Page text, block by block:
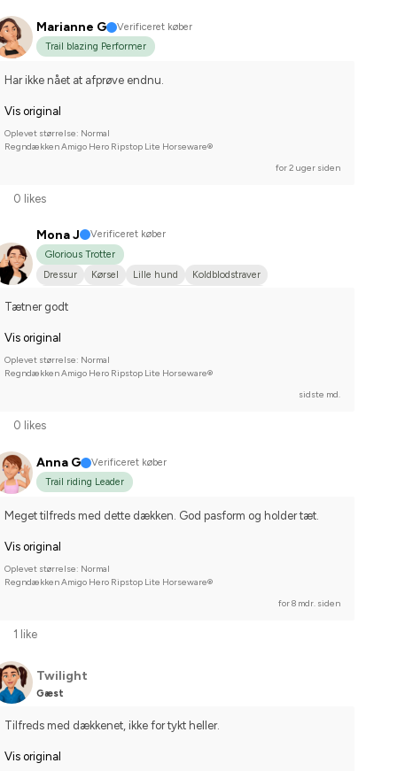
Marianne G
Verificeret køber
Trail blazing Performer
Har ikke nået at afprøve endnu.
Vis original
Oplevet størrelse: Normal
Regndækken Amigo Hero Ripstop Lite Horseware®
for 2 uger siden
0 likes
Mona J
Verificeret køber
Glorious Trotter
Dressur
Kørsel Lille hund
Koldblodstraver
Tætner godt
Vis original
Oplevet størrelse: Normal
Regndækken Amigo Hero Ripstop Lite Horseware®
sidste md.
0 likes
Anna G
Verificeret køber
Trail riding Leader
Meget tilfreds med dette dækken. God pasform og holder tæt.
Vis original
Oplevet størrelse: Normal
Regndækken Amigo Hero Ripstop Lite Horseware®
for 8 mdr. siden
1 like
Twilight
Gæst
Tilfreds med dækkenet, ikke for tykt heller.
Vis original